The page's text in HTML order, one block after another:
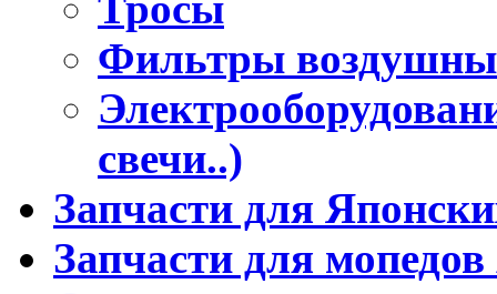
Фильтры
свечи..)
Запчасти для
Запчасти для